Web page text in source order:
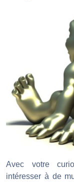
Avec votre
intéresser à de